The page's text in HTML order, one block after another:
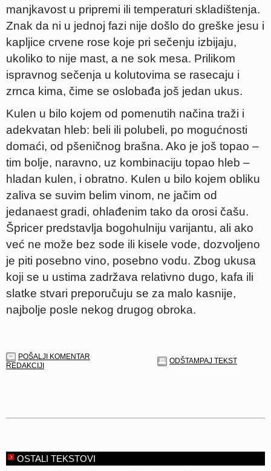
manjkavost u pripremi ili temperaturi skladištenja.
Znak da ni u jednoj fazi nije došlo do greške jesu i
kapljice crvene rose koje pri sečenju izbijaju,
ukoliko to nije mast, a ne sok mesa. Prilikom
ispravnog sečenja u kolutovima se rasecaju i
zrnca kima, čime se oslobađa još jedan ukus.
Kulen u bilo kojem od pomenutih načina traži i
adekvatan hleb: beli ili polubeli, po mogućnosti
domaći, od pšeničnog brašna. Ako je još topao –
tim bolje, naravno, uz kombinaciju topao hleb –
hladan kulen, i obratno. Kulen u bilo kojem obliku
zaliva se suvim belim vinom, ne jačim od
jedanaest gradi, ohlađenim tako da orosi čašu.
Špricer predstavlja bogohulniju varijantu, ali ako
već ne može bez sode ili kisele vode, dozvoljeno
je piti posebno vino, posebno vodu. Zbog ukusa
koji se u ustima zadržava relativno dugo, kafa ili
slatke stvari preporučuju se za malo kasnije,
najbolje posle nekog drugog obroka.
POŠALJI KOMENTAR
REDAKCIJI
ODŠTAMPAJ TEKST
OSTALI TEKSTOVI